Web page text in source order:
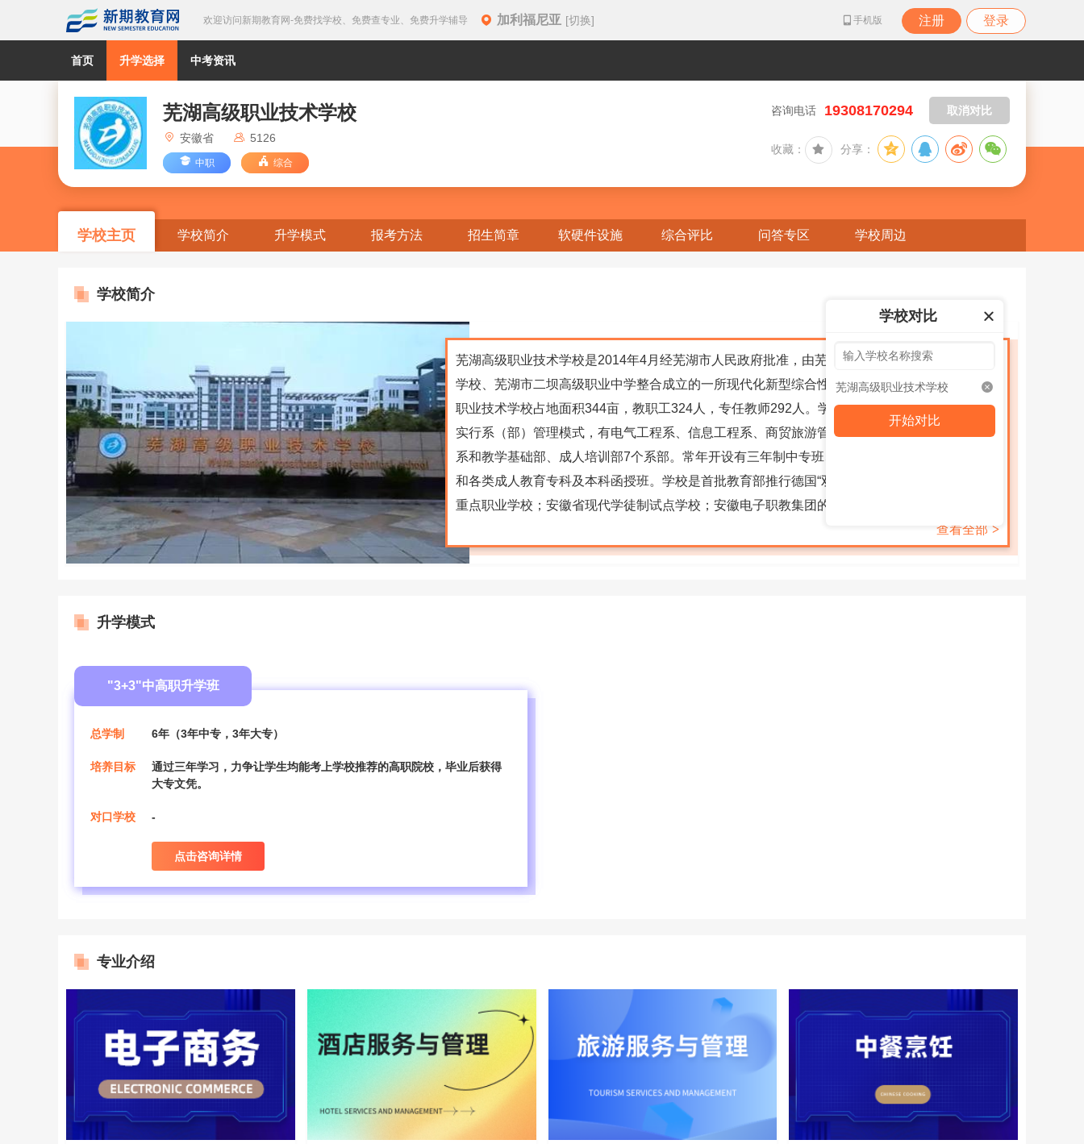
欢迎访问新期教育网-免费找学校、免费查专业、免费升学辅导 加利福尼亚 [切换] 手机版 注册 登录
首页 升学选择 中考资讯
芜湖高级职业技术学校
安徽省 5126
中职 综合
取消对比
咨询电话 19308170294
收藏： 分享：
学校主页 学校简介 升学模式 报考方法 招生简章 软硬件设施 综合评比 问答专区 学校周边
学校简介
芜湖高级职业技术学校是2014年4月经芜湖市人民政府批准，由芜湖市职业教育中心、芜湖工业
学校、芜湖市二坝高级职业中学整合成立的一所现代化新型综合性职业学校。新成立的芜湖高级
职业技术学校占地面积344亩，教职工324人，专任教师292人。学校拥有城中和城南两个校区，
实行系（部）管理模式，有电气工程系、信息工程系、商贸旅游管理系、机械工程系、汽车工程
系和教学基础部、成人培训部7个系部。常年开设有三年制中专班、五年制大专班、对口升学班
和各类成人教育专科及本科函授班。学校是首批教育部推行德国“双元制”试点学校；首批国家级
重点职业学校；安徽省现代学徒制试点学校；安徽电子职教集团的牵头单位；被省人力资源社会
查看全部 >
升学模式
"3+3"中高职升学班
总学制 6年（3年中专，3年大专）
培养目标
通过三年学习，力争让学生均能考上学校推荐的高职院校，毕业后获得
大专文凭。
对口学校 -
点击咨询详情
专业介绍
学校对比
芜湖高级职业技术学校
开始对比